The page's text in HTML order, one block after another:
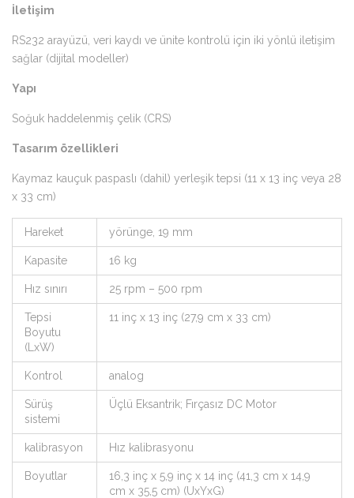
İletişim
RS232 arayüzü, veri kaydı ve ünite kontrolü için iki yönlü iletişim
sağlar (dijital modeller)
Yapı
Soğuk haddelenmiş çelik (CRS)
Tasarım özellikleri
Kaymaz kauçuk paspaslı (dahil) yerleşik tepsi (11 x 13 inç veya 28
x 33 cm)
Hareket yörünge, 19 mm
Kapasite 16 kg
Hız sınırı 25 rpm – 500 rpm
Tepsi
Boyutu
(LxW)
11 inç x 13 inç (27,9 cm x 33 cm)
Kontrol analog
Sürüş
sistemi
Üçlü Eksantrik; Fırçasız DC Motor
kalibrasyon Hız kalibrasyonu
Boyutlar
16,3 inç x 5,9 inç x 14 inç (41,3 cm x 14,9
cm x 35,5 cm) (UxYxG)